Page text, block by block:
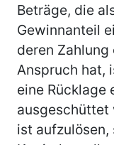
Beträge, die
Gewinnanteil
deren
Anspruch hat,
eine Rücklage
ausgeschüttet
ist